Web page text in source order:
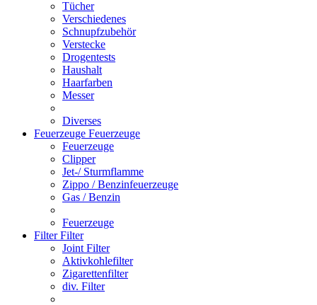
Tücher
Verschiedenes
Schnupfzubehör
Verstecke
Drogentests
Haushalt
Haarfarben
Messer
Diverses
Feuerzeuge Feuerzeuge
Feuerzeuge
Clipper
Jet-/ Sturmflamme
Zippo / Benzinfeuerzeuge
Gas / Benzin
Feuerzeuge
FilterFilter
Joint Filter
Aktivkohlefilter
Zigarettenfilter
div. Filter